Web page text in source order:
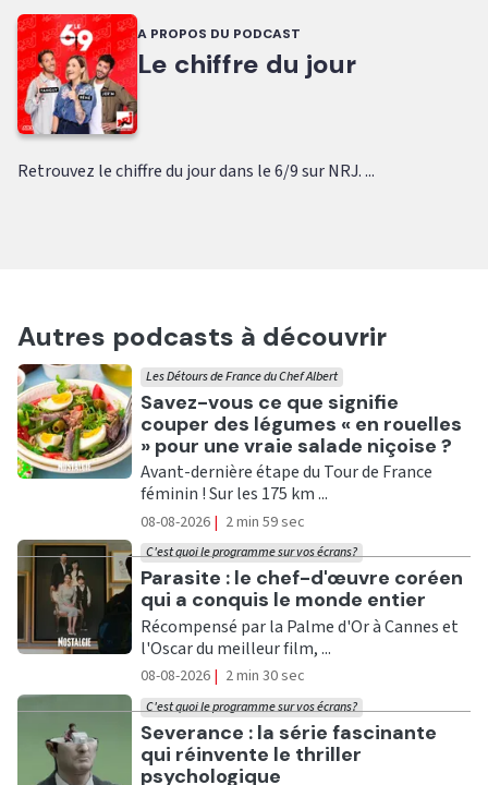
A PROPOS DU PODCAST
Le chiffre du jour
Retrouvez le chiffre du jour dans le 6/9 sur NRJ. ...
Autres podcasts à découvrir
Ecouter
Savez-vous ce que signifie
couper des légumes « en rouelles
» pour une vraie salade niçoise ?
Les Détours de France du Chef Albert
Avant-dernière étape du Tour de France
féminin ! Sur les 175 km ...
08-08-2026 | 2 min 59 sec
Ecouter
Parasite : le chef-d'œuvre coréen
qui a conquis le monde entier
C'est quoi le programme sur vos écrans?
Récompensé par la Palme d'Or à Cannes et
l'Oscar du meilleur film, ...
08-08-2026 | 2 min 30 sec
Ecouter
Severance : la série fascinante
qui réinvente le thriller
psychologique
C'est quoi le programme sur vos écrans?